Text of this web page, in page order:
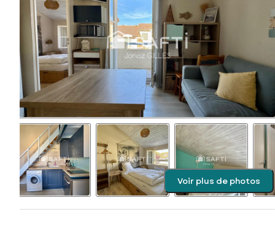
Voir plus de photos